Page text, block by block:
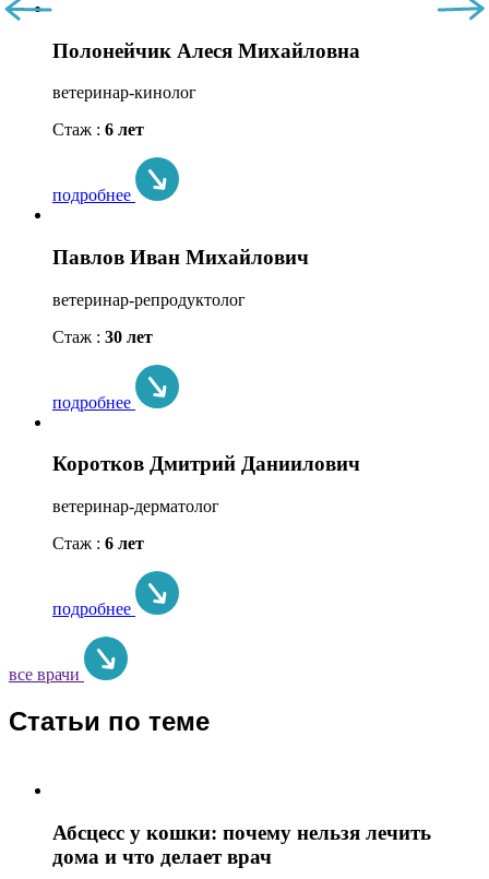
Полонейчик Алеся Михайловна
ветеринар-кинолог
Стаж : 6 лет
подробнее
Павлов Иван Михайлович
ветеринар-репродуктолог
Стаж : 30 лет
подробнее
Коротков Дмитрий Даниилович
ветеринар-дерматолог
Стаж : 6 лет
подробнее
все врачи
Статьи по теме
Абсцесс у кошки: почему нельзя лечить
дома и что делает врач